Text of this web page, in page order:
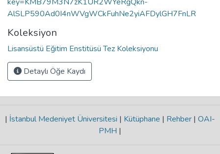
AlSLP590Ad0I4nWVgWCkFuhNe2yiAFDylGH7FnLR
Koleksiyon
Lisansüstü Eğitim Enstitüsü Tez Koleksiyonu
Detaylı Öğe Kaydı
| İstanbul Medeniyet Üniversitesi | Kütüphane | Rehber | OAI-
PMH |